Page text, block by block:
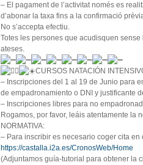
– El pagament de l’activitat només es
d’abonar la taxa fins a la confirmació
No s’accepta efectiu.
Totes les persones que acudisquen
ateses.
CURSOS NATACIÓN
– Inscripciones del 1 al 19 de Junio para
de empadronamiento o DNI y justificante
– Inscripciones libres para no
Rogamos, por favor, leáis atentamente la
NORMATIVA:
– Para inscribir es necesario coger cita
https://castalla.i2a.es/CronosWeb/Home
(Adjuntamos guía-tutorial para obtener la